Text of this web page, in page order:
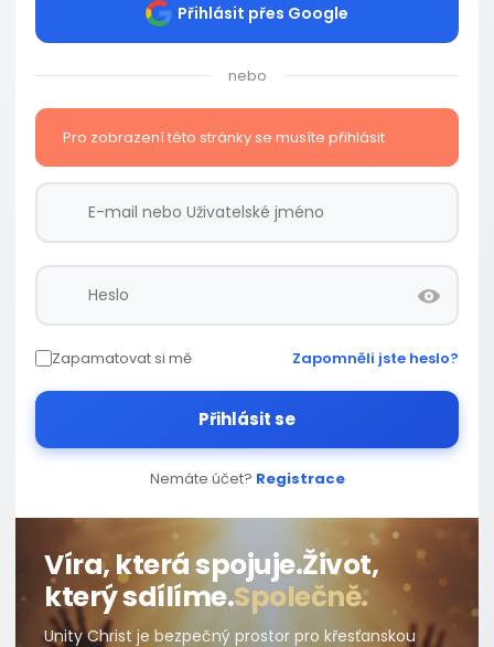
Přihlásit přes Google
nebo
Pro zobrazení této stránky se musíte přihlásit
Zapamatovat si mě Zapomněli jste heslo?
Přihlásit se
Nemáte účet? Registrace
Víra, která spojuje.Život,
který sdílíme.Společně.
Unity Christ je bezpečný prostor pro křesťanskou